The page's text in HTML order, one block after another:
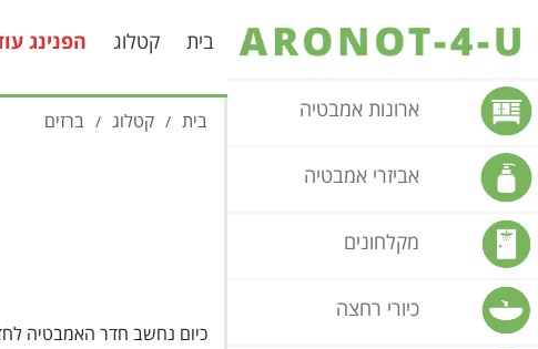
ארונות אמבטיה
אביזרי אמבטיה
מקלחונים
כיורי רחצה
בית קטלוג הפנינג
בית / קטלוג / ברזים
כיום נחשב חדר האמבטיה